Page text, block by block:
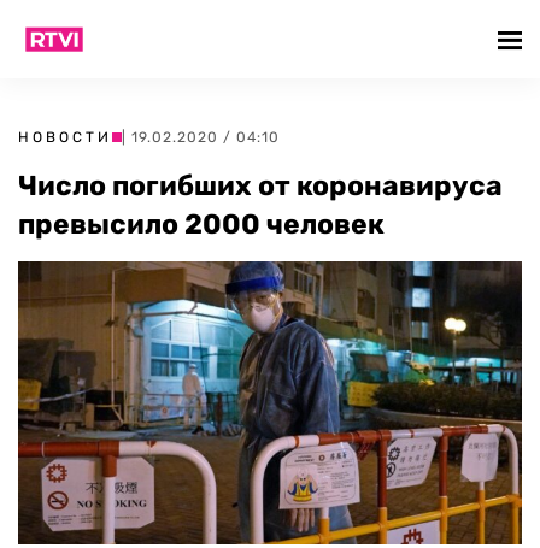
НОВОСТИ | 19.02.2020 / 04:10
Число погибших от коронавируса
превысило 2000 человек